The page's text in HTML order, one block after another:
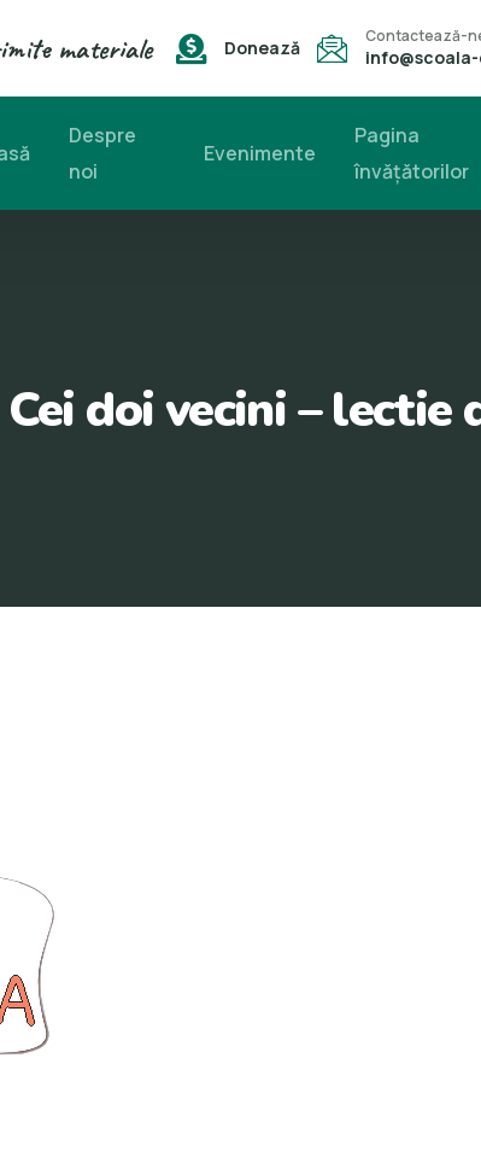
materiale Donează
Contactează-
Despre
noi
Evenimente
Pagina
învăţătorilor
Cei doi vecini – lectie